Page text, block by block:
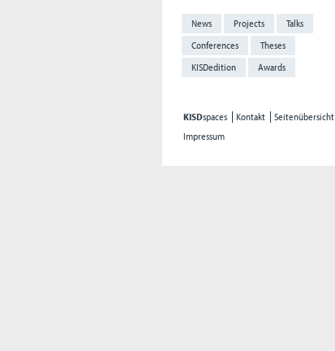
News Projects
Talks
Conferences
Theses
KISDedition
Awards
KISDspaces Kontakt
Seitenübersicht
Impressum